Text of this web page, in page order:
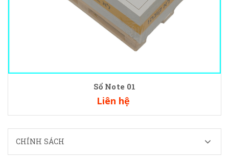
Sổ Note 01
Liên hệ
CHÍNH SÁCH